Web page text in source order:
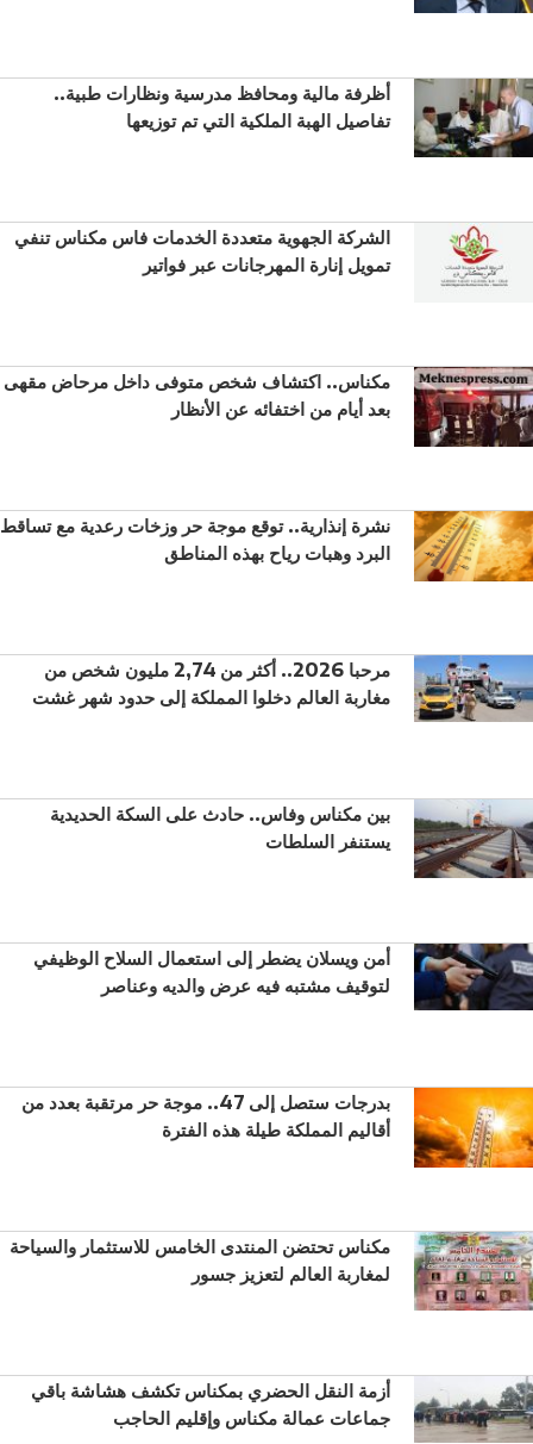
أظرفة مالية ومحافظ مدرسية ونظارات طبية..
تفاصيل الهبة الملكية التي تم توزيعها
الشركة الجهوية متعددة الخدمات فاس مكناس تنفي
تمويل إنارة المهرجانات عبر فواتير
مكناس.. اكتشاف شخص متوفى داخل مرحاض مقهى
بعد أيام من اختفائه عن الأنظار
نشرة إنذارية.. توقع موجة حر وزخات رعدية مع تساقط
البرد وهبات رياح بهذه المناطق
مرحبا 2026.. أكثر من 2,74 مليون شخص من
مغاربة العالم دخلوا المملكة إلى حدود شهر غشت
بين مكناس وفاس.. حادث على السكة الحديدية
يستنفر السلطات
أمن ويسلان يضطر إلى استعمال السلاح الوظيفي
لتوقيف مشتبه فيه عرض والديه وعناصر
بدرجات ستصل إلى 47.. موجة حر مرتقبة بعدد من
أقاليم المملكة طيلة هذه الفترة
مكناس تحتضن المنتدى الخامس للاستثمار والسياحة
لمغاربة العالم لتعزيز جسور
أزمة النقل الحضري بمكناس تكشف هشاشة باقي
جماعات عمالة مكناس وإقليم الحاجب